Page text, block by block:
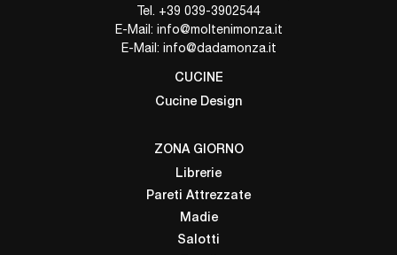
Tel. +39 039-3902544
E-Mail: info@moltenimonza.it
E-Mail: info@dadamonza.it
CUCINE
Cucine Design
ZONA GIORNO
Librerie
Pareti Attrezzate
Madie
Salotti